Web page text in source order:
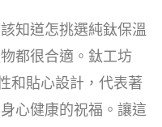
知道怎挑選純鈦保溫
都很合適。鈦工坊
和貼心設計，代表著
心健康的祝福。讓這